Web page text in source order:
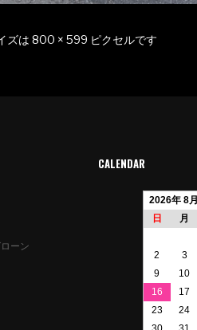
ズは 800 × 599 ピクセルです
ーン
CALENDAR
2026年 8月
日
月
2
3
9
10
16
17
23
24